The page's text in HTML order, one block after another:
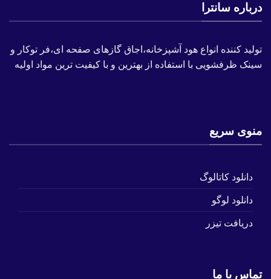
درباره سانترا
تولید کننده انواع هود آشپزخانه،اجاق گازهای صفحه ای،فر توکار و
سینک ظرفشویی با استفاده از بهترین و با کیفیت ترین مواد اولیه
منوی سریع
دانلود کاتالوگ
دانلود لوگو
دریافت تیزر
تماس با ما